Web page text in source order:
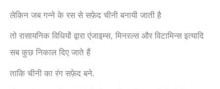
लेकिन जब गन्ने के रस से सफ़ेद चीनी बनायी जाती है
तो रासायनिक विधियों द्वारा एंजाइम्स, मिनरल्स और विटामिन्स इत्यादि
सब कुछ निकाल दिए जाते हैं
ताकि चीनी का रंग सफ़ेद बने.